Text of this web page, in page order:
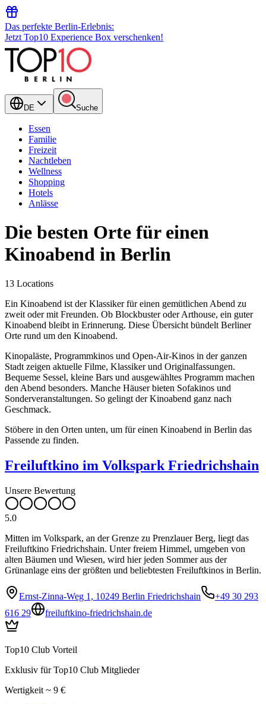
Das perfekte Berlin-Erlebnis:
Jetzt Top10 Experience Box verschenken!
DE Suche
Essen
Familie
Freizeit
Nachtleben
Wellness
Shopping
Hotels
Anlässe
Die besten Orte für einen
Kinoabend in Berlin
13 Locations
Ein Kinoabend ist der Klassiker für einen gemütlichen Abend zu
zweit oder mit Freunden. Ob Blockbuster oder Arthouse, ein guter
Kinoabend bleibt in Erinnerung. Diese Übersicht bündelt Berliner
Orte rund um den Kinoabend.
Kinopaläste, Programmkinos und Open-Air-Kinos in der ganzen
Stadt zeigen aktuelle Filme, Klassiker und Originalfassungen.
Bequeme Sessel, kleine Bars und ausgewähltes Programm machen
den Abend besonders. Manche Häuser bieten Sofakinos und
Sonderveranstaltungen. So gelingt der Kinoabend ganz nach
Geschmack.
Stöbere in den Orten unten, um für einen Kinoabend in Berlin das
Passende zu finden.
Freiluftkino im Volkspark Friedrichshain
Unsere Bewertung
5.0
Mitten im Volkspark, an der Grenze zu Prenzlauer Berg, liegt das
Freiluftkino Friedrichshain. Unter freiem Himmel, umgeben von
alten Bäumen und Wiesen, wird hier jeden Sommer aus der
Grünanlage eins der größten und beliebtesten Freiluftkinos in Berlin.
Ernst-Zinna-Weg 1, 10249 Berlin Friedrichshain
+49 30 293
616 29
freiluftkino-friedrichshain.de
Top10 Club Vorteil
Exklusiv für Top10 Club Mitglieder
Wertigkeit ~ 9 €